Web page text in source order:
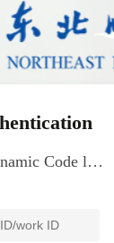
Dynamic Code login